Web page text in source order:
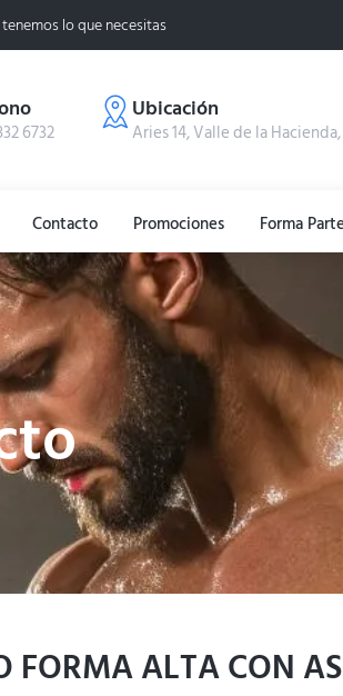
tenemos lo que necesitas
6732
Ubicación
Aries 14, Valle de la
Contacto Promociones Forma
FORMA ALTA CON